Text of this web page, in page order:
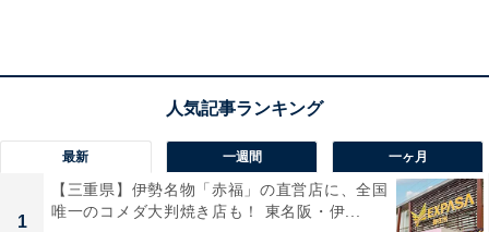
で、「ポケットの数が少し物足りない」という声も。毎
日の通勤や通学でタフに使い倒したい人や、シンプルな
定番リュックを探している人には、おすすめの商品とい
えそうです。
最新 一週間 一ヶ月
1
【三重県】伊勢名物「赤福」の直営店に、全国
唯一のコメダ大判焼き店も！ 東名阪・伊...